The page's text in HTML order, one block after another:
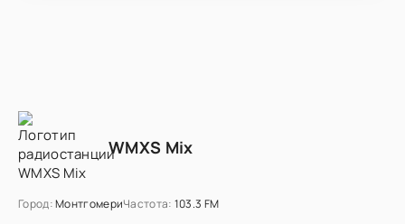
WMXS Mix
Город:МонтгомериЧастота: 103.3 FM